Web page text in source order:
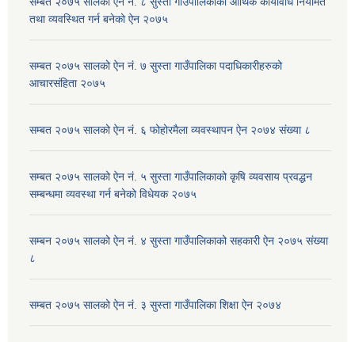
तथा व्यवस्थित गर्न बनेको ऐन २०७५
सम्बत २०७५ सालको ऐन नं. ७ सुस्ता गाउँपालिका पदाधिकारीहरुको
आचारसंहिता २०७५
सम्बत २०७५ सालको ऐन नं. ६ फोहोरमैला व्यवस्थापन ऐन २०७४ संख्या ८
सम्बत २०७५ सालको ऐन नं. ५ सुस्ता गाउँपालिकाको कृषि व्यवसाय प्रवद्धन
सम्बन्धमा व्यवस्था गर्न बनेको विधेयक २०७५
सम्बन २०७५ सालको ऐन नं. ४ सुस्ता गाउँपालिकाको सहकारी ऐन २०७५ संख्या
८
सम्बत २०७५ सालको ऐन नं. ३ सुस्ता गाउँपालिका शिक्षा ऐन २०७४